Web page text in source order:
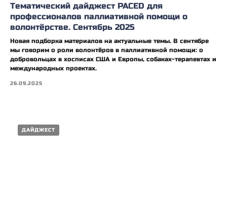
Тематический дайджест PACED для
профессионалов паллиативной помощи о
волонтёрстве. Сентябрь 2025
Новая подборка материалов на актуальные темы. В сентябре
мы говорим о роли волонтёров в паллиативной помощи: о
добровольцах в хосписах США и Европы, собаках-терапевтах и
международных проектах.
26.09.2025
ДАЙДЖЕСТ